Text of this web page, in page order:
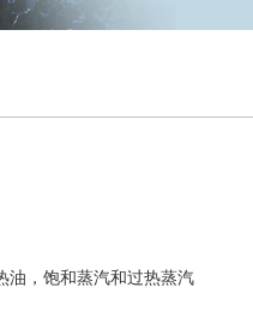
油，饱和蒸汽和过热蒸汽